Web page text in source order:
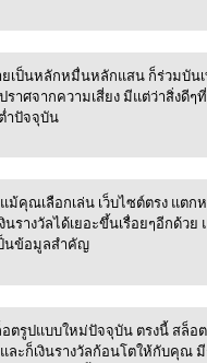
ากมายเป็นหลักหม
เป็นหลักหมื่นหลักแสน ก็ร่วมบัน
าศจากความเสี่ยง มีแต่ว่าสิ่งดี
ำปัจจุบัน
กล่าวแม้คุณเลือก
ม้คุณเลือกเล่น เว็บไซต์ตรง แต
นรางวัลได้เยอะขึ้นเรื่อยๆอีกด้ว
ป็นข้อมูลสำคัญ
กมสล็อตรูปแบบใหม่
ตรูปแบบใหม่ปัจจุบัน ตรงนี้ สล็
และก็เงินรางวัลก้อนโตให้กับคุ